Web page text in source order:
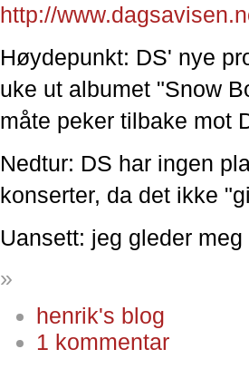
http://
Høydepunkt: DS' nye
uke ut albumet "Snow
måte peker tilbake mot
Nedtur: DS har ingen
konserter, da det ikke
Uansett: jeg gleder
»
henrik's blog
1 kommentar